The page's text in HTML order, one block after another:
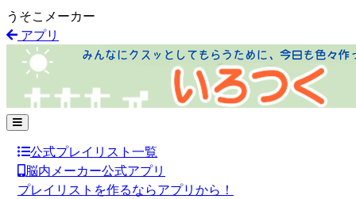
うそこメーカー
アプリ
公式プレイリスト一覧
脳内メーカー公式アプリ
プレイリストを作るならアプリから！